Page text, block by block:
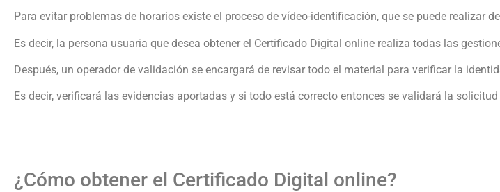
Para evitar problemas de horarios existe el proceso de vídeo-identificación, que se puede realizar
Es decir, la persona usuaria que desea obtener el Certificado Digital online realiza todas las
Después, un operador de validación se encargará de revisar todo el material para verificar la
Es decir, verificará las evidencias aportadas y si todo está correcto entonces se validará la
¿Cómo obtener el Certificado Digital online?